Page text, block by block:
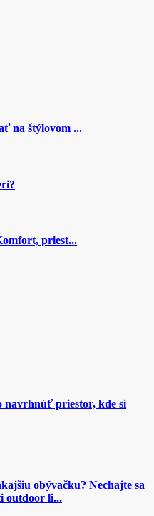
na štýlovom ...
priest...
navrhnúť priestor, kde si
obývačku? Nechajte sa
outdoor li...